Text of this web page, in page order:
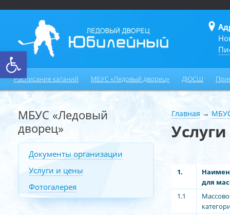
Открыть панель инструментов
Расписание катаний МБУС «Ледовый дворец» ДЮСШ
Главная →
1.
для
1.1
МБУС «Ледовый
дворец»
Документы организации
Услуги и цены
Фотогалерея